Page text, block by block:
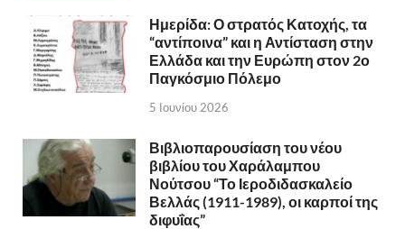
Ημερίδα: Ο στρατός Κατοχής, τα
“αντίποινα” και η Αντίσταση στην
Ελλάδα και την Ευρώπη στον 2ο
Παγκόσμιο Πόλεμο
5 Ιουνίου 2026
Βιβλιοπαρουσίαση του νέου
βιβλίου του Χαράλαμπου
Νούτσου “Το Ιεροδιδασκαλείο
Βελλάς (1911-1989), οι καρποί της
διφυΐας”